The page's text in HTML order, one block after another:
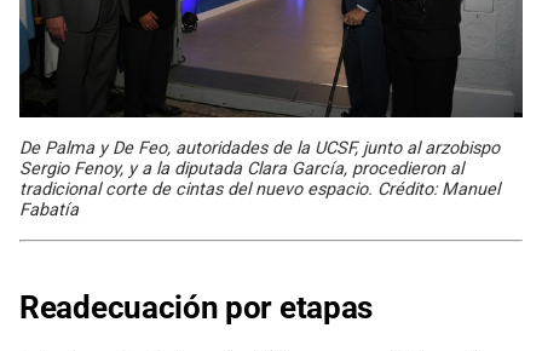
De Palma y De Feo, autoridades de la UCSF, junto al arzobispo
Sergio Fenoy, y a la diputada Clara García, procedieron al
tradicional corte de cintas del nuevo espacio. Crédito: Manuel
Fabatía
Readecuación por etapas